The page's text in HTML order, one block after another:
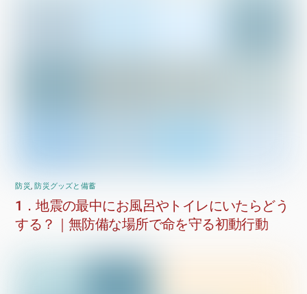
防災,防災グッズと備蓄
1．地震の最中にお風呂やトイレにいたらどう
する？｜無防備な場所で命を守る初動行動